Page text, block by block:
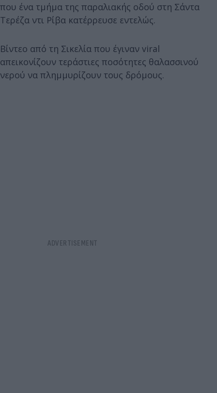
που ένα τμήμα της παραλιακής οδού στη Σάντα
Τερέζα ντι Ρίβα κατέρρευσε εντελώς.
Βίντεο από τη Σικελία που έγιναν viral
απεικονίζουν τεράστιες ποσότητες θαλασσινού
νερού να πλημμυρίζουν τους δρόμους.